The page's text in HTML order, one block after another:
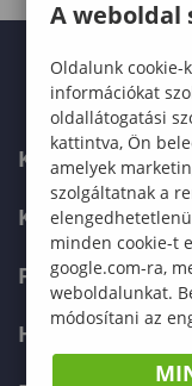
KARUNK
KÉPZÉSEK
HALLGATÓKNAK
A weboldal
Oldalunk cookie-
információkat
oldallátogatási
kattintva, Ön
amelyek
szolgáltatnak a
minden cookie-t
google.com-ra,
weboldalunkat.
módosítani az